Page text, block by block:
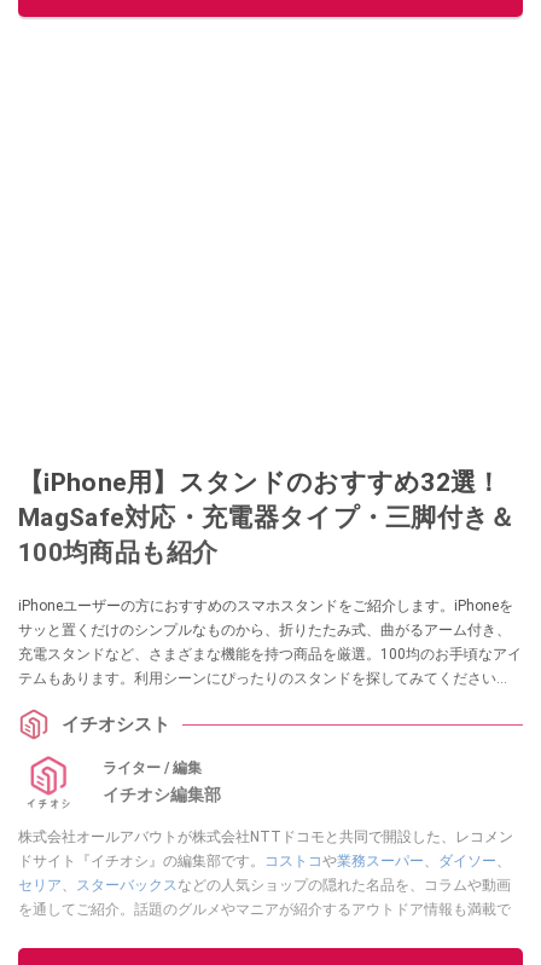
【iPhone用】スタンドのおすすめ32選！
MagSafe対応・充電器タイプ・三脚付き＆
100均商品も紹介
iPhoneユーザーの方におすすめのスマホスタンドをご紹介します。iPhoneを
サッと置くだけのシンプルなものから、折りたたみ式、曲がるアーム付き、
充電スタンドなど、さまざまな機能を持つ商品を厳選。100均のお手頃なアイ
テムもあります。利用シーンにぴったりのスタンドを探してみてください
イチオシスト
ライター / 編集
イチオシ編集部
株式会社オールアバウトが株式会社NTTドコモと共同で開設した、レコメン
ドサイト『イチオシ』の編集部です。
コストコや業務スーパー、 ダイソー、
セリア、 スターバックスなどの人気ショップの隠れた名品を、コラムや動画
を通してご紹介。話題のグルメやマニアが紹介するアウトドア情報も満載で
レビューしています。毎日トレンド情報をお届けしているので、ぜひ